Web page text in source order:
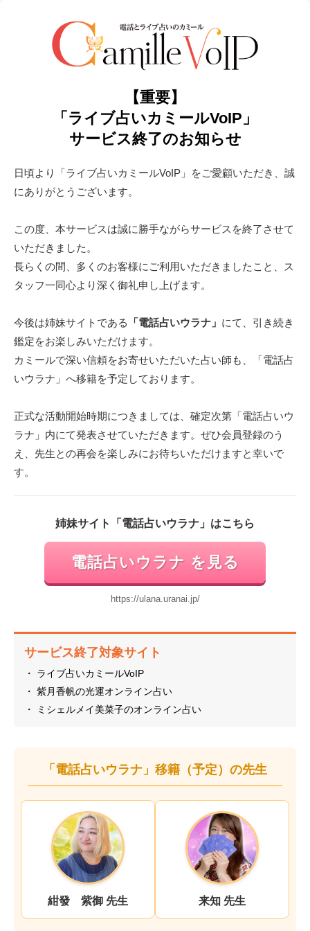
【重要】
「ライブ占いカミールVoIP」
サービス終了のお知らせ
日頃より「ライブ占いカミールVoIP」をご愛顧いただき、誠
にありがとうございます。
この度、本サービスは誠に勝手ながらサービスを終了させて
いただきました。
長らくの間、多くのお客様にご利用いただきましたこと、ス
タッフ一同心より深く御礼申し上げます。
今後は姉妹サイトである 「電話占いウラナ」 にて、引き続き
鑑定をお楽しみいただけます。
カミールで深い信頼をお寄せいただいた占い師も、「電話占
いウラナ」へ移籍を予定しております。
正式な活動開始時期につきましては、確定次第「電話占いウ
ラナ」内にて発表させていただきます。ぜひ会員登録のう
え、先生との再会を楽しみにお待ちいただけますと幸いで
す。
姉妹サイト「電話占いウラナ」はこちら
電話占いウラナ を見る
https://ulana.uranai.jp/
サービス終了対象サイト
・ ライブ占いカミールVoIP
・ 紫月香帆の光運オンライン占い
・ ミシェルメイ美菜子のオンライン占い
「電話占いウラナ」移籍（予定）の先生
紺發 紫御 先生 来知 先生